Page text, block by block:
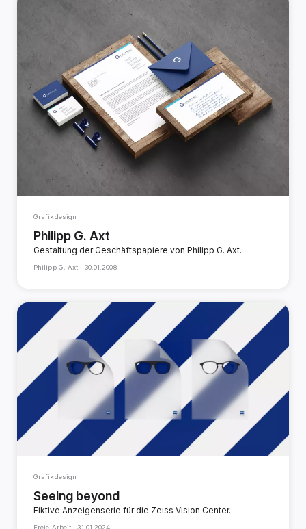
Grafikdesign
Philipp G. Axt
Gestaltung der Geschäftspapiere von Philipp G. Axt.
Philipp G. Axt · 30.01.2008
Grafikdesign
Seeing beyond
Fiktive Anzeigenserie für die Zeiss Vision Center.
Freie Arbeit ·31.01.2024